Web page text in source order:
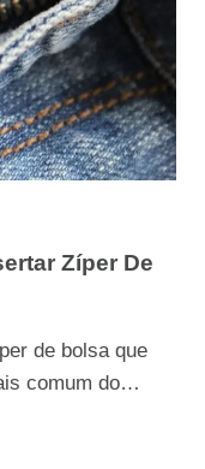
Zíper De
de bolsa que
comum do…